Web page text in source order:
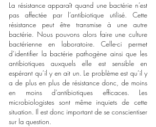
La résistance apparaît quand une bactérie n’est
pas affectée par l’antibiotique utilisé. Cette
résistance peut être transmise à une autre
bactérie. Nous pouvons alors faire une culture
bactérienne en laboratoire. Celle-ci permet
d’identifier la bactérie pathogène ainsi que les
antibiotiques auxquels elle est sensible en
espérant qu’il y en ait un. Le problème est qu’il y
a de plus en plus de résistance donc, de moins
en moins d’antibiotiques efficaces. Les
microbiologistes sont même inquiets de cette
situation. Il est donc important de se conscientiser
sur la question.